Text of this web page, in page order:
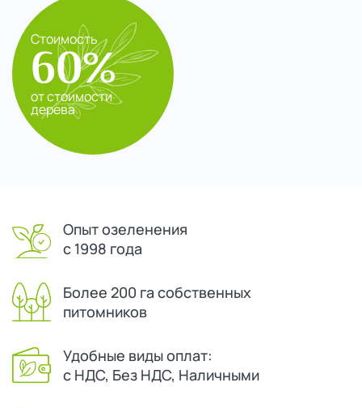
Стоимость
60%
от стоимости
дерева
Опыт озеленения
с 1998 года
Более 200 га собственных
питомников
Удобные виды оплат:
с НДС, Без НДС, Наличными